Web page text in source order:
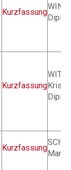
Kurzfassung
Dipl.-
Kurzfassung
Dipl.-
Kurzfassung